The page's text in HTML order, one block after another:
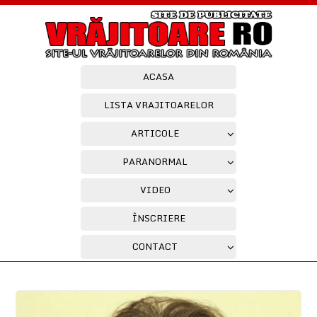
ACASA
LISTA VRAJITOARELOR
ARTICOLE
PARANORMAL
VIDEO
ÎNSCRIERE
CONTACT